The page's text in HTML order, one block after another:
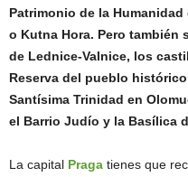
Patrimonio de la Humanidad
o Kutna Hora. Pero también
de Lednice-Valnice, los
Reserva del pueblo
Santísima Trinidad en
el Barrio Judío y la Basílica
La capital Praga tienes que